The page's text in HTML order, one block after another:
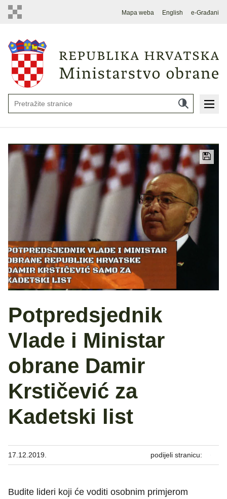
Mapa weba English e-Građani
Potpredsjednik
Vlade i Ministar
obrane Damir
Krstičević za
Kadetski list
17.12.2019. podijeli stranicu:
Budite lideri koji će voditi osobnim primjerom